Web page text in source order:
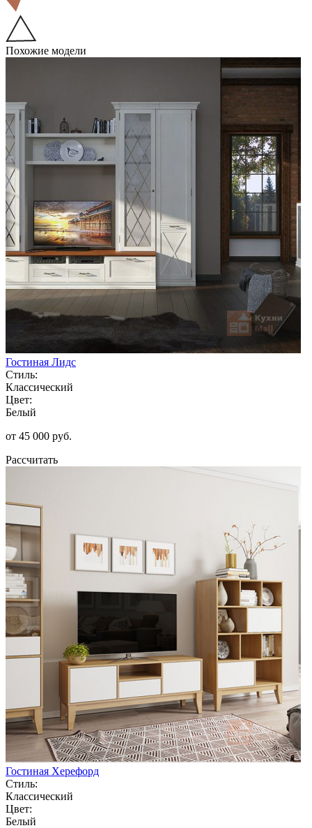
Похожие модели
Гостиная Лидс
Стиль:
Классический
Цвет:
Белый
от 45 000 руб.
Рассчитать
Гостиная Херефорд
Стиль:
Классический
Цвет:
Белый